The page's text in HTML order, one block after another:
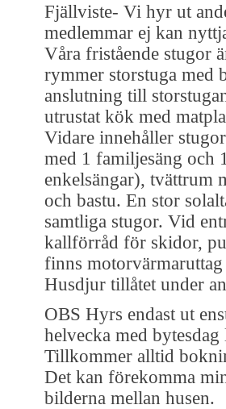
Fjällviste- Vi hyr ut
medlemmar ej kan
Våra fristående stugor
rymmer storstuga med
anslutning till
utrustat kök med
Vidare innehåller
med 1 familjesäng och
enkelsängar), tvättrum
och bastu. En stor
samtliga stugor. Vid
kallförråd för skidor,
finns
Husdjur tillåtet under
OBS Hyrs endast ut
helvecka med
Tillkommer alltid
Det kan förekomma
bilderna mellan husen.